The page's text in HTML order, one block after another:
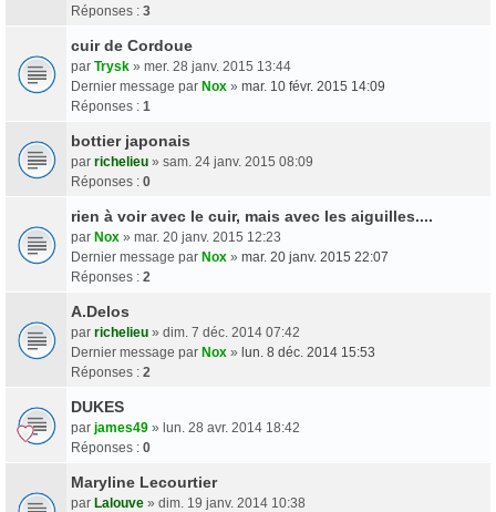
Réponses : 3
cuir de Cordoue
par Trysk » mer. 28 janv. 2015 13:44
Dernier message par Nox » mar. 10 févr. 2015 14:09
Réponses : 1
bottier japonais
par richelieu » sam. 24 janv. 2015 08:09
Réponses : 0
rien à voir avec le cuir, mais avec les aiguilles....
par Nox » mar. 20 janv. 2015 12:23
Dernier message par Nox » mar. 20 janv. 2015 22:07
Réponses : 2
A.Delos
par richelieu » dim. 7 déc. 2014 07:42
Dernier message par Nox » lun. 8 déc. 2014 15:53
Réponses : 2
DUKES
par james49 » lun. 28 avr. 2014 18:42
Réponses : 0
Maryline Lecourtier
par Lalouve » dim. 19 janv. 2014 10:38